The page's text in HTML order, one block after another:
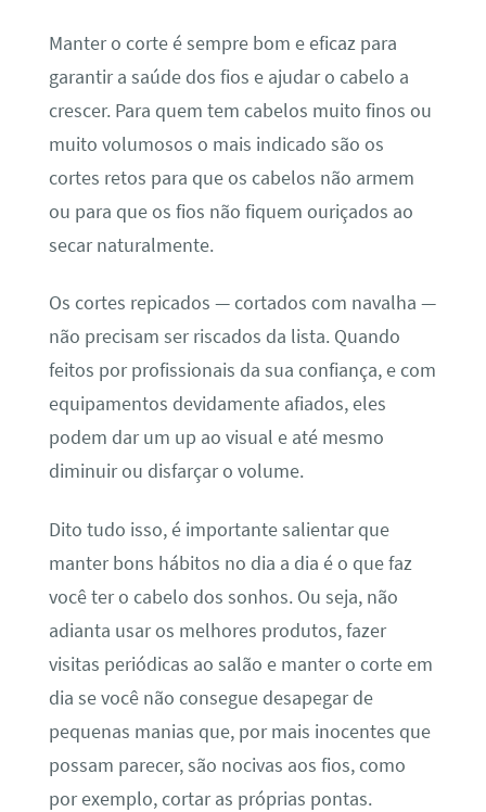
Manter o corte é sempre bom e eficaz para
garantir a saúde dos fios e ajudar o cabelo a
crescer. Para quem tem cabelos muito finos ou
muito volumosos o mais indicado são os
cortes retos para que os cabelos não armem
ou para que os fios não fiquem ouriçados ao
secar naturalmente.
Os cortes repicados — cortados com navalha —
não precisam ser riscados da lista. Quando
feitos por profissionais da sua confiança, e com
equipamentos devidamente afiados, eles
podem dar um up ao visual e até mesmo
diminuir ou disfarçar o volume.
Dito tudo isso, é importante salientar que
manter bons hábitos no dia a dia é o que faz
você ter o cabelo dos sonhos. Ou seja, não
adianta usar os melhores produtos, fazer
visitas periódicas ao salão e manter o corte em
dia se você não consegue desapegar de
pequenas manias que, por mais inocentes que
possam parecer, são nocivas aos fios, como
por exemplo, cortar as próprias pontas.